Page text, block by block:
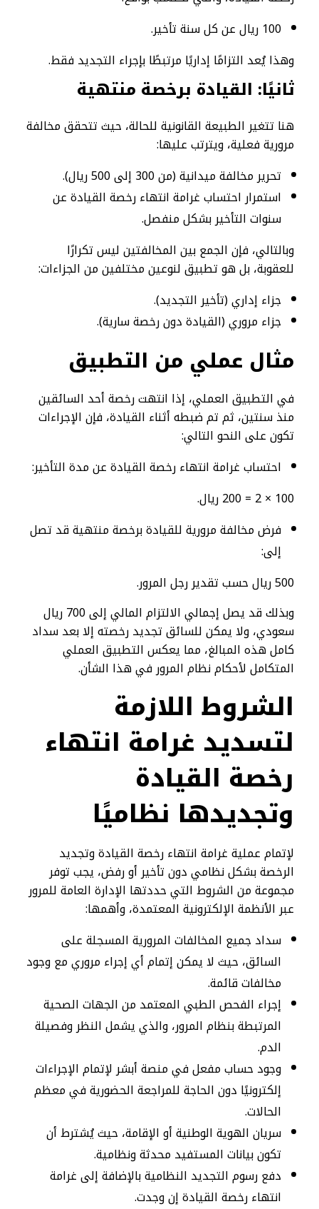
100 ريال عن كل سنة تأخير.
وهذا يُعد التزامًا إداريًا مرتبطًا بإجراء التجديد فقط.
ثانيًا: القيادة برخصة منتهية
هنا تتغير الطبيعة القانونية للحالة، حيث تتحقق مخالفة
مرورية فعلية، ويترتب عليها:
تحرير مخالفة ميدانية (من 300 إلى 500 ريال).
استمرار احتساب غرامة انتهاء رخصة القيادة عن
سنوات التأخير بشكل منفصل.
وبالتالي، فإن الجمع بين المخالفتين ليس تكرارًا
للعقوبة، بل هو تطبيق لنوعين مختلفين من الجزاءات:
جزاء إداري (تأخير التجديد).
جزاء مروري (القيادة دون رخصة سارية).
مثال عملي من التطبيق
في التطبيق العملي، إذا انتهت رخصة أحد السائقين
منذ سنتين، ثم تم ضبطه أثناء القيادة، فإن الإجراءات
تكون على النحو التالي:
احتساب غرامة انتهاء رخصة القيادة عن مدة التأخير:
100 × 2 = 200 ريال.
فرض مخالفة مرورية للقيادة برخصة منتهية قد تصل
إلى:
500 ريال حسب تقدير رجل المرور.
وبذلك قد يصل إجمالي الالتزام المالي إلى 700 ريال
سعودي، ولا يمكن للسائق تجديد رخصته إلا بعد سداد
كامل هذه المبالغ، مما يعكس التطبيق العملي
المتكامل لأحكام نظام المرور في هذا الشأن.
الشروط اللازمة
لتسديد غرامة انتهاء
رخصة القيادة
وتجديدها نظاميًا
لإتمام عملية غرامة انتهاء رخصة القيادة وتجديد
الرخصة بشكل نظامي دون تأخير أو رفض، يجب توفر
مجموعة من الشروط التي حددتها الإدارة العامة للمرور
عبر الأنظمة الإلكترونية المعتمدة، وأهمها:
سداد جميع المخالفات المرورية المسجلة على
السائق، حيث لا يمكن إتمام أي إجراء مروري مع وجود
مخالفات قائمة.
إجراء الفحص الطبي المعتمد من الجهات الصحية
المرتبطة بنظام المرور، والذي يشمل النظر وفصيلة
الدم.
وجود حساب مفعل في منصة أبشر لإتمام الإجراءات
إلكترونيًا دون الحاجة للمراجعة الحضورية في معظم
الحالات.
سريان الهوية الوطنية أو الإقامة، حيث يُشترط أن
تكون بيانات المستفيد محدثة ونظامية.
دفع رسوم التجديد النظامية بالإضافة إلى غرامة
انتهاء رخصة القيادة إن وجدت.